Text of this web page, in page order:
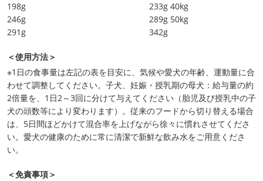
198g 233g 40kg
246g 289g 50kg
291g 342g
＜使用方法＞
※1日の食事量は左記の表を目安に、気候や愛犬の年齢、運動量に合
わせて調整してください。子犬、妊娠・授乳期の母犬：給与量の約
2倍量を、1日2～3回に分けて与えてください（胎児及び授乳中の子
犬の頭数等により変わります）。従来のフードから切り替える場合
は、5日間ほどかけて混合率を上げながら徐々に慣れさせてくださ
い。愛犬の健康のために常に清潔で新鮮な飲み水をご用意くださ
い。
＜免責事項＞